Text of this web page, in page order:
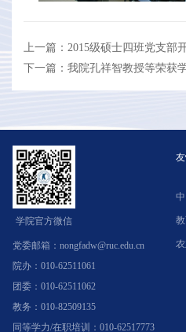
上一篇：2015级硕士四班党支部
下一篇：我院孔祥智教授等荣获
学院官方微信
党委邮箱：nongfadw@ruc.edu.cn
院办：010-62511061
团委：010-62511062
教务：010-82509135
同等学力/在职培训：010-62517773